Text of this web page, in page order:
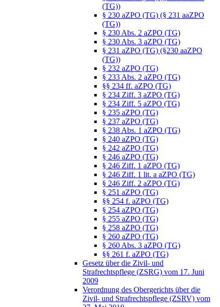
(TG))
§ 230 aZPO (TG) (§ 231 aaZPO
(TG))
§ 230 Abs. 2 aZPO (TG)
§ 230 Abs. 3 aZPO (TG)
§ 231 aZPO (TG) (§230 aaZPO
(TG))
§ 232 aZPO (TG)
§ 233 Abs. 2 aZPO (TG)
§§ 234 ff. aZPO (TG)
§ 234 Ziff. 3 aZPO (TG)
§ 234 Ziff. 5 aZPO (TG)
§ 235 aZPO (TG)
§ 237 aZPO (TG)
§ 238 Abs. 1 aZPO (TG)
§ 240 aZPO (TG)
§ 242 aZPO (TG)
§ 246 aZPO (TG)
§ 246 Ziff. 1 aZPO (TG)
§ 246 Ziff. 1 lit. a aZPO (TG)
§ 246 Ziff. 2 aZPO (TG)
§ 251 aZPO (TG)
§§ 254 f. aZPO (TG)
§ 254 aZPO (TG)
§ 255 aZPO (TG)
§ 258 aZPO (TG)
§ 260 aZPO (TG)
§ 260 Abs. 3 aZPO (TG)
§§ 261 f. aZPO (TG)
Gesetz über die Zivil- und
Strafrechtspflege (ZSRG) vom 17. Juni
2009
Verordnung des Obergerichts über die
Zivil- und Strafrechtspflege (ZSRV) vom